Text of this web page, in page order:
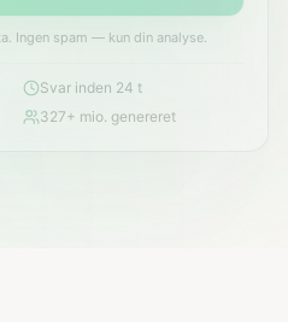
Ingen spam — kun din analyse.
Svar inden 24 t
327+ mio. genereret